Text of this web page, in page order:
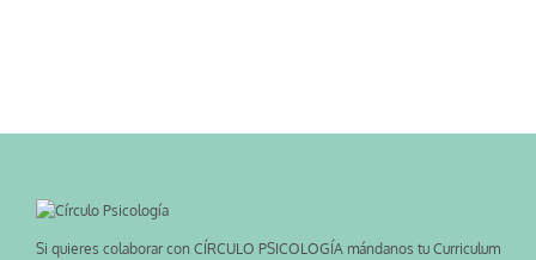
Si quieres colaborar con CÍRCULO PSICOLOGÍA mándanos tu Curriculum